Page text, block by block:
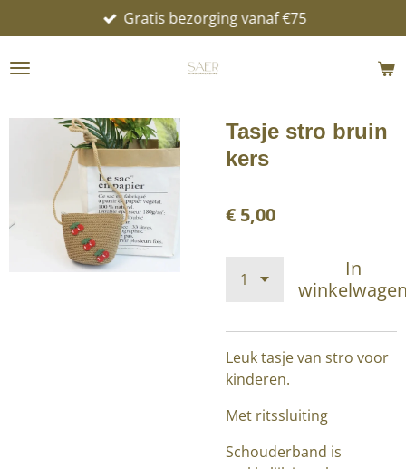
direct
naar
Gratis bezorging vanaf €75
Tasje stro bruin
kers
€ 5,00
In
Leuk tasje van stro voor
kinderen.
Met ritssluiting
Schouderband is